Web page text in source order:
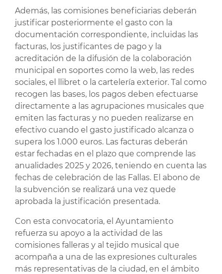
Además, las comisiones beneficiarias deberán
justificar posteriormente el gasto con la
documentación correspondiente, incluidas las
facturas, los justificantes de pago y la
acreditación de la difusión de la colaboración
municipal en soportes como la web, las redes
sociales, el llibret o la cartelería exterior. Tal como
recogen las bases, los pagos deben efectuarse
directamente a las agrupaciones musicales que
emiten las facturas y no pueden realizarse en
efectivo cuando el gasto justificado alcanza o
supera los 1.000 euros. Las facturas deberán
estar fechadas en el plazo que comprende las
anualidades 2025 y 2026, teniendo en cuenta las
fechas de celebración de las Fallas. El abono de
la subvención se realizará una vez quede
aprobada la justificación presentada.
Con esta convocatoria, el Ayuntamiento
refuerza su apoyo a la actividad de las
comisiones falleras y al tejido musical que
acompaña a una de las expresiones culturales
más representativas de la ciudad, en el ámbito